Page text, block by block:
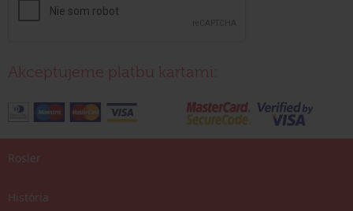
Akceptujeme platbu kartami:
Rosler
História